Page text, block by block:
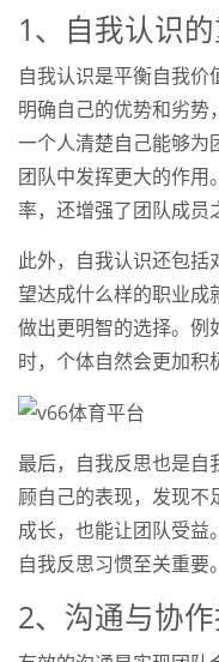
1、自我认识
自我认识是平衡自我价
明确自己的优势和劣势
一个人清楚自己能够为
团队中发挥更大的作
率，还增强了团队成员
此外，自我认识还包
望达成什么样的职业成
做出更明智的选择。例
时，个体自然会更加积
最后，自我反思也是自
顾自己的表现，发现不
成长，也能让团队受益
自我反思习惯至关重要。
2、沟通与协